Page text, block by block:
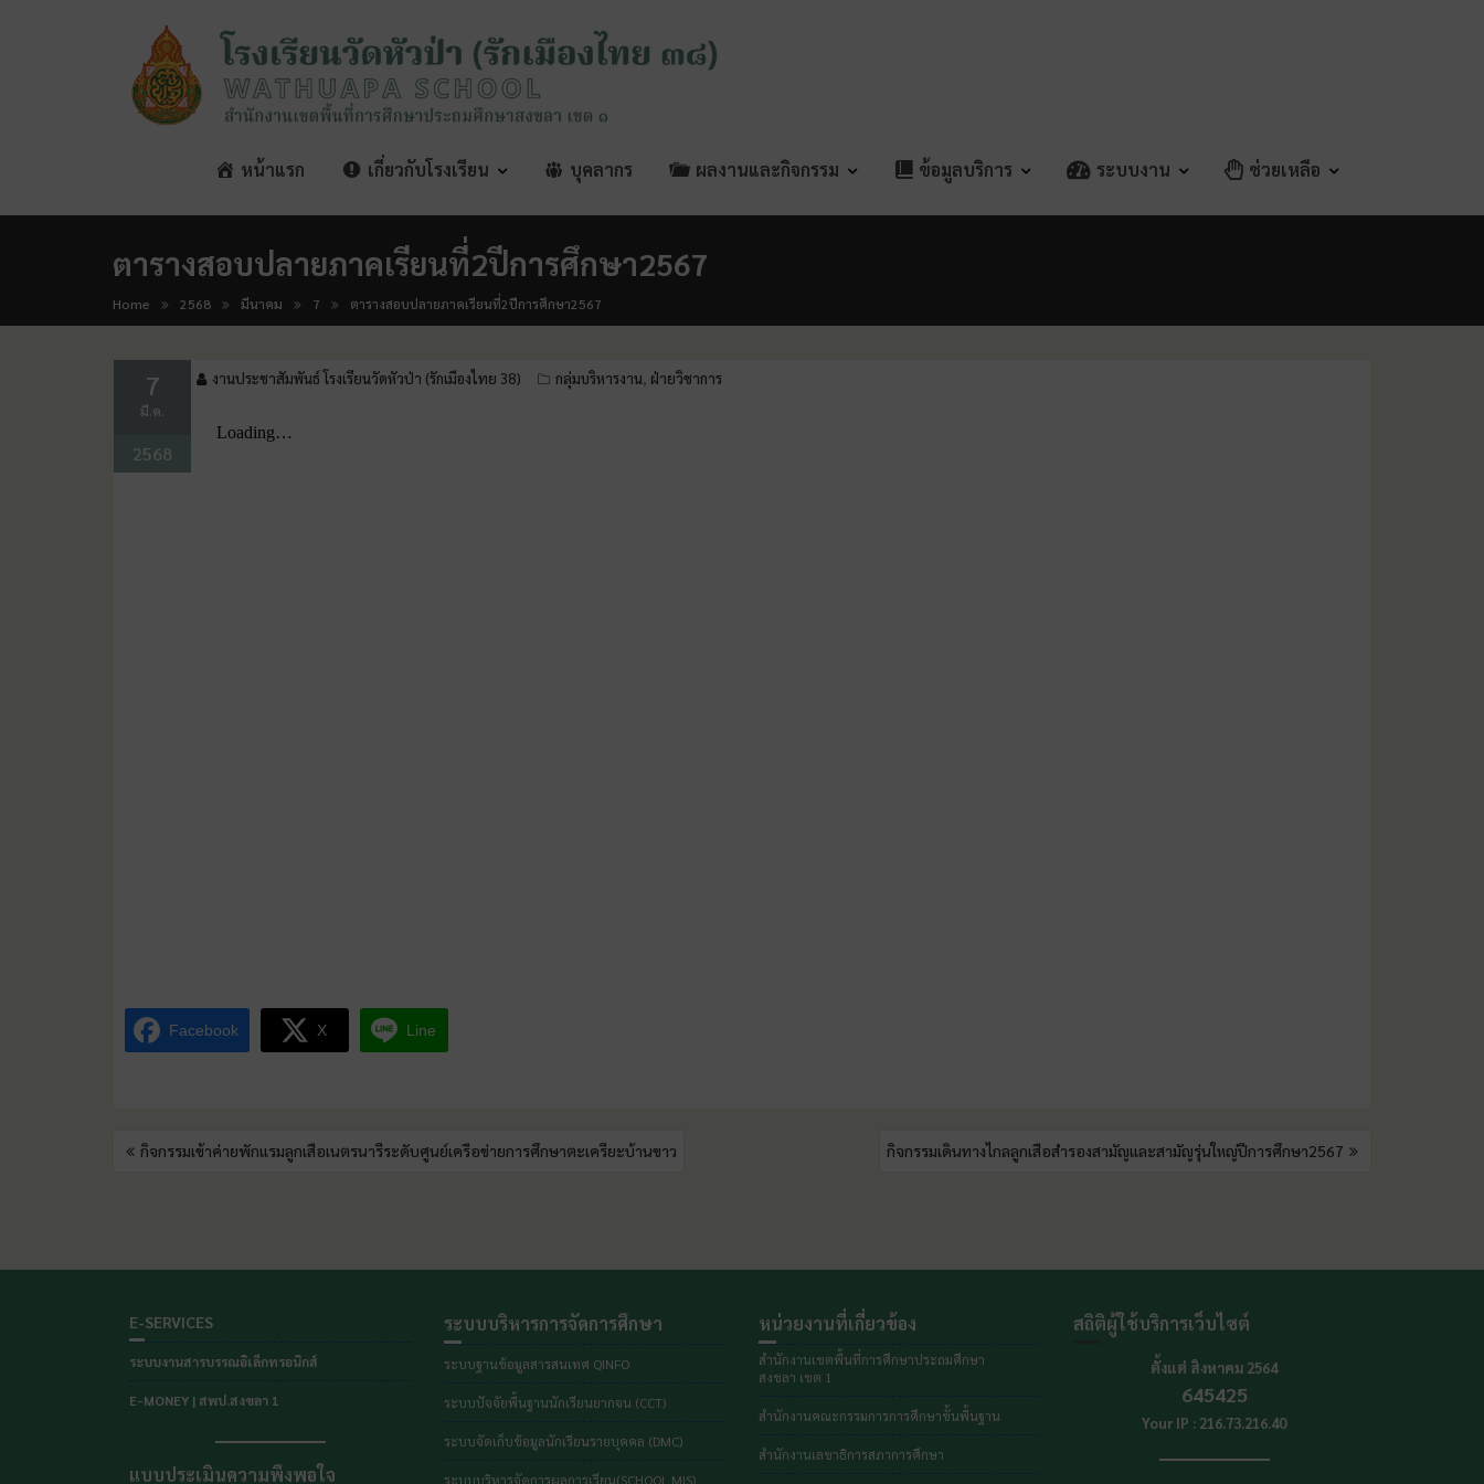
หน้าแรก เกี่ยวกับโรงเรียน บุคลากร ผลงานและกิจกรรม ข้อมูลบริการ ระบบงาน ช่วยเหลือ
ตารางสอบปลายภาคเรียนที่2ปีการศึกษา2567
Home 2568 มีนาคม 7 ตารางสอบปลายภาคเรียนที่2ปีการศึกษา2567
7
มี.ค.
2568
งานประชาสัมพันธ์ โรงเรียนวัดหัวป่า (รักเมืองไทย 38) กลุ่มบริหารงาน, ฝ่ายวิชาการ
Facebook X Line
กิจกรรมเข้าค่ายพักแรมลูกเสือเนตรนารีระดับศูนย์เครือข่ายการศึกษาตะเครียะบ้านขาว กิจกรรมเดินทางไกลลูกเสือสำรองสามัญและสามัญรุ่นใหญ่ปีการศึกษา2567
E-SERVICES
ระบบงานสารบรรณอิเล็กทรอนิกส์
E-MONEY | สพป.สงขลา 1
แบบประเมินความพึงพอใจ
ระบบบริหารการจัดการศึกษา
ระบบฐานข้อมูลสารสนเทศ QINFO
ระบบปัจจัยพื้นฐานนักเรียนยากจน (CCT)
ระบบจัดเก็บข้อมูลนักเรียนรายบุคคล (DMC)
ระบบบริหารจัดการผลการเรียน(SCHOOL MIS)
หน่วยงานที่เกี่ยวข้อง
สำนักงานเขตพื้นที่การศึกษาประถมศึกษา
สงขลา เขต 1
สำนักงานคณะกรรมการการศึกษาขั้นพื้นฐาน
สำนักงานเลขาธิการสภาการศึกษา
สถิติผู้ใช้บริการเว็บไซต์
ตั้งแต่ สิงหาคม 2564
645425
Your IP : 216.73.216.40